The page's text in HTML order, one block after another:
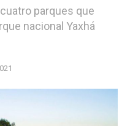
parques que
nacional Yaxhá